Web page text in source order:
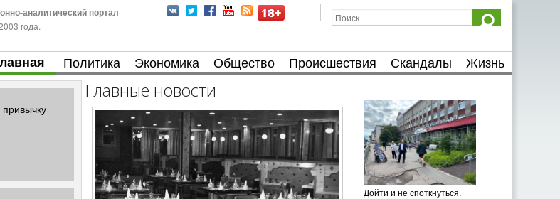
аналитический портал
года.
Политика Экономика Общество Происшествия Скандалы Жизнь
Главные новости
Дойти и не споткнуться.